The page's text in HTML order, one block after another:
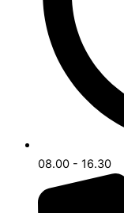
08.00 - 16.30